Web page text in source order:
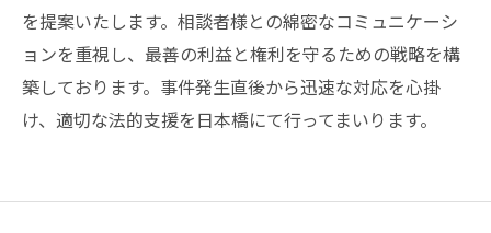
を提案いたします。相談者様との綿密なコミュニケーシ
ョンを重視し、最善の利益と権利を守るための戦略を構
築しております。事件発生直後から迅速な対応を心掛
け、適切な法的支援を日本橋にて行ってまいります。